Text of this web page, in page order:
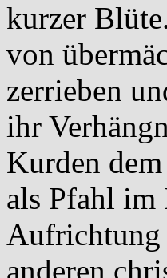
kurzer
von
zerrieben
ihr
Kurden
als Pfahl im
Aufrichtung
anderen